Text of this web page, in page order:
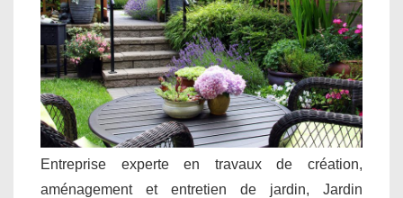
Entreprise experte en travaux de création,
aménagement et entretien de jardin, Jardin